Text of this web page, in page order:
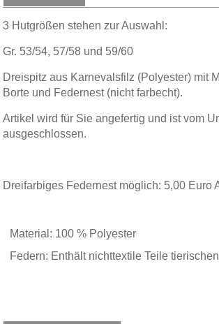
3 Hutgrößen stehen zur Auswahl:
Gr. 53/54, 57/58 und 59/60
Dreispitz aus Karnevalsfilz (Polyester) mit
Borte und Federnest (nicht farbecht).
Artikel wird für Sie angefertig und ist vom
ausgeschlossen.
Dreifarbiges Federnest möglich: 5,00 Euro
Material: 100 % Polyester
Federn: Enthält nichttextile Teile